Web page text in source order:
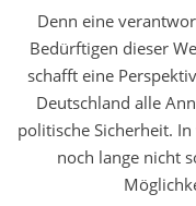
Denn eine
Bedürftigen dieser
schafft eine
Deutschland alle
politische Sicherheit.
noch lange nicht